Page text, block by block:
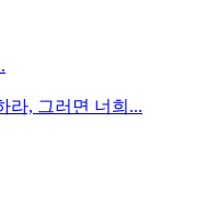
라, 그러면 너희...